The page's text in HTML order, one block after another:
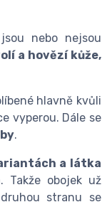
nebo nejsou
a hovězí kůže,
hlavně kvůli
vyperou. Dále se
.
a látka
. Takže obojek už
stranu se